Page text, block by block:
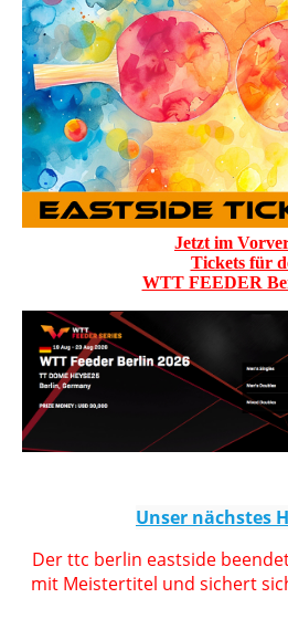
Jetzt im
Tickets für
WTT FEEDER
Unser nächstes
Der ttc berlin eastside
mit Meistertitel und sichert